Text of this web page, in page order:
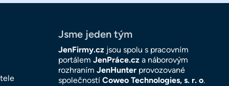
Jsme jeden tým
JenFirmy.cz jsou spolu s pracovním
portálem JenPráce.cz a náborovým
rozhraním JenHunter provozované
společností Coweo Technologies, s. r. o.